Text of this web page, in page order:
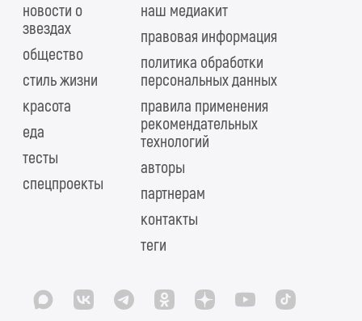
новости о
звездах
общество
стиль жизни
красота
еда
тесты
спецпроекты
наш медиакит
правовая информация
политика обработки
персональных данных
правила применения
рекомендательных
технологий
авторы
партнерам
контакты
теги